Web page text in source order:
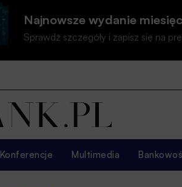
Najnowsze wydanie
Sprawdź szczegóły i zapisz się na
Konferencje Multimedia